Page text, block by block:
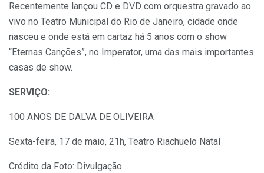
Recentemente lançou CD e DVD com orquestra gravado ao
vivo no Teatro Municipal do Rio de Janeiro, cidade onde
nasceu e onde está em cartaz há 5 anos com o show
“Eternas Canções”, no Imperator, uma das mais importantes
casas de show.
SERVIÇO:
100 ANOS DE DALVA DE OLIVEIRA
Sexta-feira, 17 de maio, 21h, Teatro Riachuelo Natal
Crédito da Foto: Divulgação